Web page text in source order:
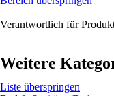
Verantwortlich für
Weitere
Liste überspringen